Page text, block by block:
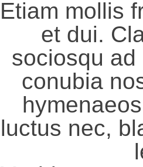
Etiam mollis
et dui.
sociosqu
conubia
luctus nec,